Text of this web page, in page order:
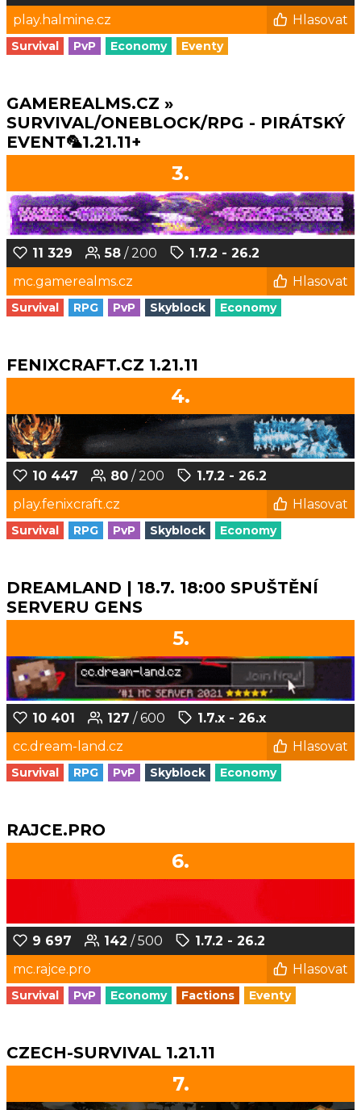
play.halmine.cz
Hlasovat
Survival PvP Economy Eventy
GAMEREALMS.CZ »
SURVIVAL/ONEBLOCK/RPG - PIRÁTSKÝ
EVENT🦜1.21.11+
3.
11 329 58 / 200
1.7.2 - 26.2
mc.gamerealms.cz
Hlasovat
Survival RPG PvP Skyblock Economy
FENIXCRAFT.CZ 1.21.11
4.
10 447 80 / 200
1.7.2 - 26.2
play.fenixcraft.cz
Hlasovat
Survival RPG PvP Skyblock Economy
DREAMLAND | 18.7. 18:00 SPUŠTĚNÍ
SERVERU GENS
5.
10 401 127 / 600
1.7.x - 26.x
cc.dream-land.cz
Hlasovat
Survival RPG PvP Skyblock Economy
RAJCE.PRO
6.
9 697 142 / 500
1.7.2 - 26.2
mc.rajce.pro
Hlasovat
Survival PvP Economy Factions Eventy
CZECH-SURVIVAL 1.21.11
7.